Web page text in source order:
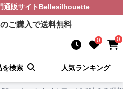
通販サイト Bellesilhouette
ご購入で送料無料
0 0
を検索 人気ランキング